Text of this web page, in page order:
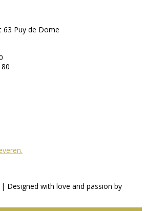
63 Puy de Dome
Designed with love and passion by